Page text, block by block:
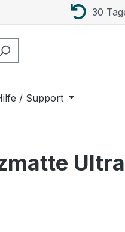
30
/ Support